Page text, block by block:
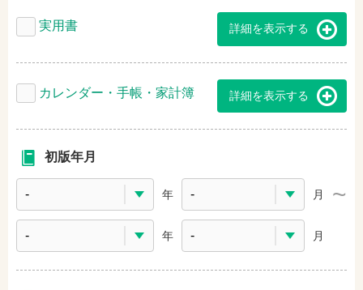
実用書 詳細を表示する
カレンダー・手帳・家計簿 詳細を表示する
初版年月
年 月
年 月